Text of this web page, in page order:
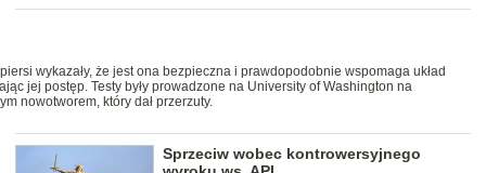
wykazały, że jest ona bezpieczna i prawdopodobnie wspomaga układ
jej postęp. Testy były prowadzone na University of Washington na
nowotworem, który dał przerzuty.
Sprzeciw wobec kontrowersyjnego